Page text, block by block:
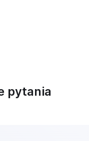
pytania